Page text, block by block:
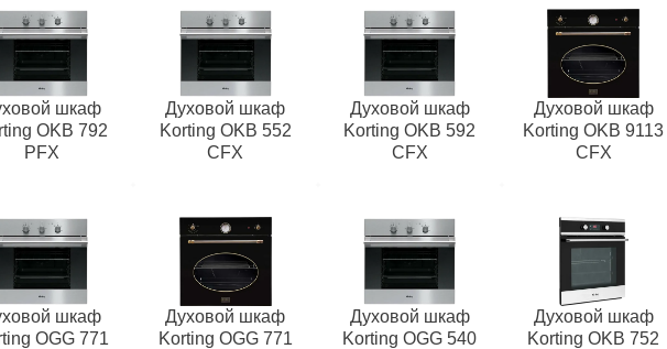
шкаф
OKB 792
PFX
Духовой шкаф
Korting OKB 552
CFX
Духовой шкаф
Korting OKB 592
CFX
Духовой шкаф
Korting OKB 9113
CFX
шкаф
OGG 771
Духовой шкаф
Korting OGG 771
Духовой шкаф
Korting OGG 540
Духовой шкаф
Korting OKB 752